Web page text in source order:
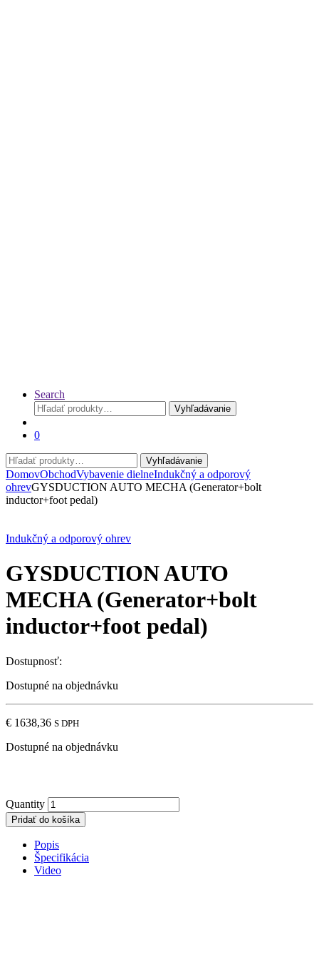
Search
Hľadať:
Vyhľadávanie
0
Hľadať:
Vyhľadávanie
DomovObchodVybavenie dielneIndukčný a odporový
ohrevGYSDUCTION AUTO MECHA (Generator+bolt
inductor+foot pedal)
Indukčný a odporový ohrev
GYSDUCTION AUTO
MECHA (Generator+bolt
inductor+foot pedal)
Dostupnosť:
Dostupné na objednávku
€ 1638,36 S DPH
Dostupné na objednávku
Quantity
Pridať do košíka
Popis
Špecifikácia
Video